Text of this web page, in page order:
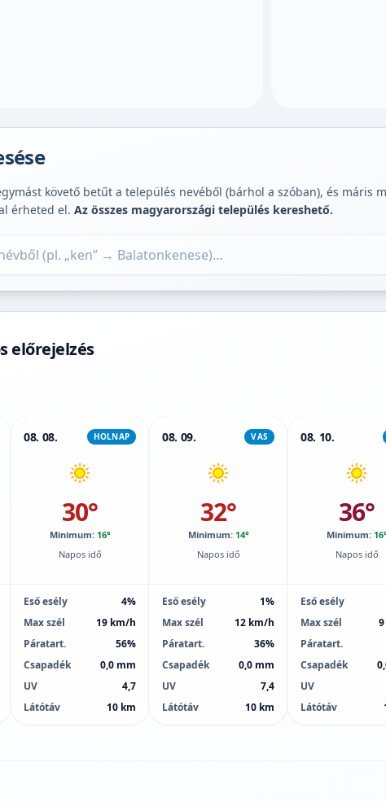
követő betűt a település nevéből (bárhol a szóban), és máris
érheted el. Az összes magyarországi település kereshető.
előrejelzés
08. 08. HOLNAP
30°
Minimum: 16°
Napos idő
Eső esély
4%
Max szél
19 km/h
Páratart.
56%
Csapadék
0,0 mm
UV
4,7
Látótáv
10 km
08. 09. VAS
32°
Minimum: 14°
Napos idő
Eső esély
1%
Max szél
12 km/h
Páratart.
36%
Csapadék
0,0 mm
UV
7,4
Látótáv
10 km
08. 10.
36°
Minimum:
Napos idő
Eső esély
Max szél
Páratart.
Csapadék
UV
Látótáv